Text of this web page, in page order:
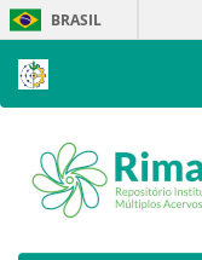
Skip
navigation
BRASIL